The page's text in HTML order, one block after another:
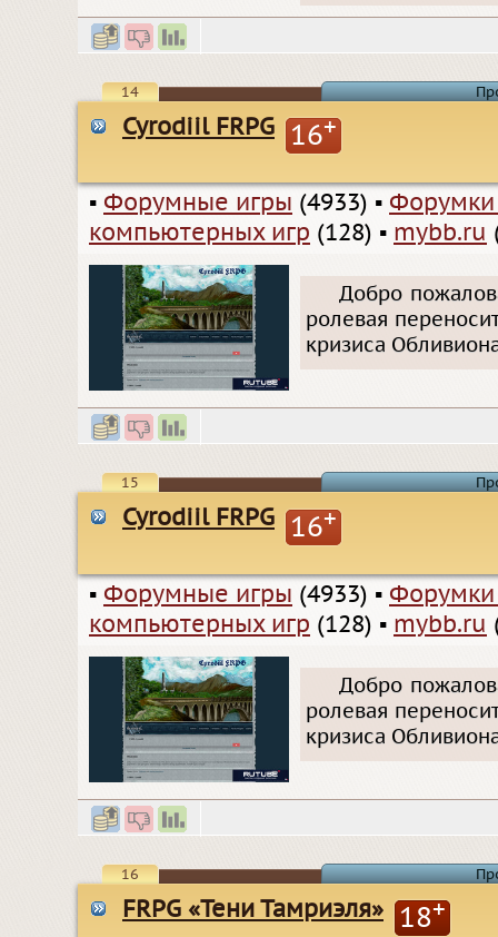
14
Cyrodiil FRPG 16+
▪ Форумные игры (4933) ▪
компьютерных игр (128) ▪ mybb.ru
Добро
ролевая
кризиса
15
Cyrodiil FRPG 16+
▪ Форумные игры (4933) ▪
компьютерных игр (128) ▪ mybb.ru
Добро
ролевая
кризиса
16
FRPG «Тени Тамриэля» 18+